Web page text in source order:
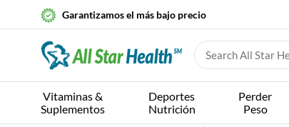
Garantizamos el más bajo precio
Vitaminas &
Suplementos
Deportes
Nutrición
Perder
Peso